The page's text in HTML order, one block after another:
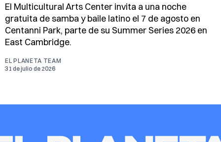
El Multicultural Arts Center invita a una noche
gratuita de samba y baile latino el 7 de agosto en
Centanni Park, parte de su Summer Series 2026 en
East Cambridge.
EL PLANETA TEAM
31 de julio de 2026